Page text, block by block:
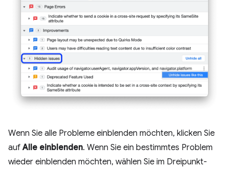
Wenn Sie alle Probleme einblenden möchten, klicken Sie
aufAlle einblenden. Wenn Sie ein bestimmtes Problem
wieder einblenden möchten, wählen Sie im Dreipunkt-